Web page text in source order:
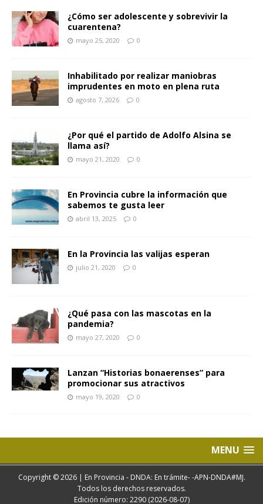
¿Cómo ser adolescente y sobrevivir la
cuarentena?
mayo 25, 2020 0
Inhabilitado por realizar maniobras
imprudentes en moto en plena ruta
agosto 7, 2026 0
¿Por qué el partido de Adolfo Alsina se
llama así?
mayo 21, 2020 0
En Provincia cubre la información que
sabemos te gusta leer
abril 13, 2025 0
En la Provincia las valijas esperan
julio 21, 2020 0
¿Qué pasa con las mascotas en la
pandemia?
mayo 27, 2020 0
Lanzan “Historias bonaerenses” para
promocionar sus atractivos
mayo 19, 2020 0
MENU
Copyright © 2026 | En Provincia - DNDA: En trámite- -APN-DNDA#MJ.
Todos los derechos reservados.
Edición número: 2290 (2026-08-07)